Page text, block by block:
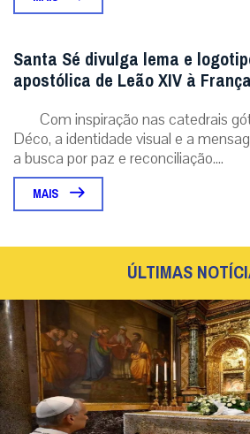
Santa Sé divulga lema e
apostólica de Leão XIV à França
Com inspiração nas catedrais
Déco, a identidade visual e a
a busca por paz e reconciliação....
MAIS
ÚLTIMAS